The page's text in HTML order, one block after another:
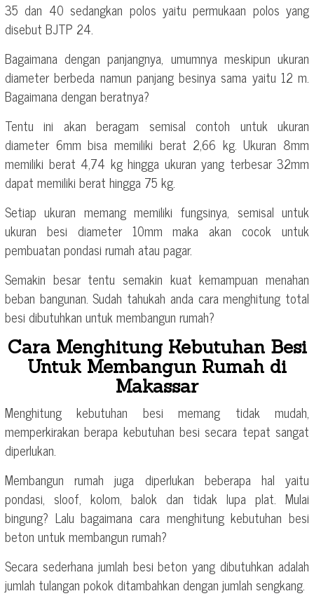
35 dan 40 sedangkan polos yaitu permukaan polos yang
disebut BJTP 24.
Bagaimana dengan panjangnya, umumnya meskipun ukuran
diameter berbeda namun panjang besinya sama yaitu 12 m.
Bagaimana dengan beratnya?
Tentu ini akan beragam semisal contoh untuk ukuran
diameter 6mm bisa memiliki berat 2,66 kg. Ukuran 8mm
memiliki berat 4,74 kg hingga ukuran yang terbesar 32mm
dapat memiliki berat hingga 75 kg.
Setiap ukuran memang memiliki fungsinya, semisal untuk
ukuran besi diameter 10mm maka akan cocok untuk
pembuatan pondasi rumah atau pagar.
Semakin besar tentu semakin kuat kemampuan menahan
beban bangunan. Sudah tahukah anda cara menghitung total
besi dibutuhkan untuk membangun rumah?
Cara Menghitung Kebutuhan Besi
Untuk Membangun Rumah di
Makassar
Menghitung kebutuhan besi memang tidak mudah,
memperkirakan berapa kebutuhan besi secara tepat sangat
diperlukan.
Membangun rumah juga diperlukan beberapa hal yaitu
pondasi, sloof, kolom, balok dan tidak lupa plat. Mulai
bingung? Lalu bagaimana cara menghitung kebutuhan besi
beton untuk membangun rumah?
Secara sederhana jumlah besi beton yang dibutuhkan adalah
jumlah tulangan pokok ditambahkan dengan jumlah sengkang.